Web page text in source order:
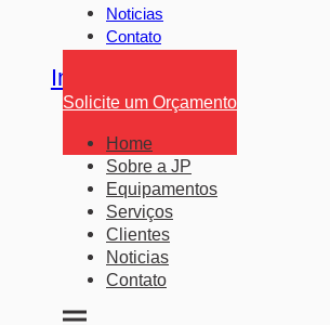
Noticias
Contato
Instagram
Solicite um Orçamento
Home
Sobre a JP
Equipamentos
Serviços
Clientes
Noticias
Contato